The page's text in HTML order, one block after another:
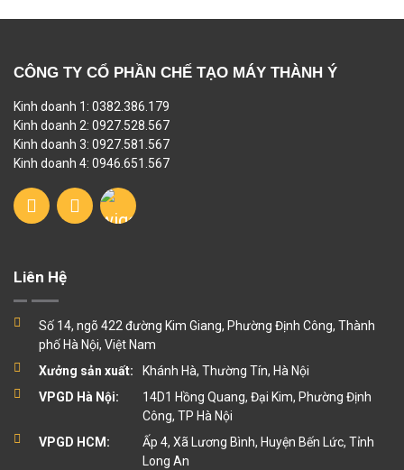
CÔNG TY CỔ PHẦN CHẾ TẠO MÁY THÀNH Ý
Kinh doanh 1: 0382.386.179
Kinh doanh 2: 0927.528.567
Kinh doanh 3: 0927.581.567
Kinh doanh 4: 0946.651.567
Liên Hệ
Số 14, ngõ 422 đường Kim Giang, Phường Định Công, Thành
phố Hà Nội, Việt Nam
Xưởng sản xuất:
Khánh Hà, Thường Tín, Hà Nội
VPGD Hà Nội:
14D1 Hồng Quang, Đại Kim, Phường Định
Công, TP Hà Nội
VPGD HCM:
Ấp 4, Xã Lương Bình, Huyện Bến Lức, Tỉnh
Long An